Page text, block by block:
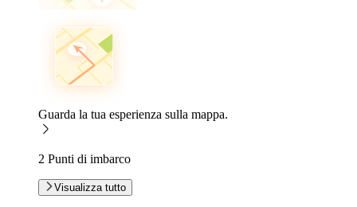
Guarda la tua esperienza sulla mappa.
2 Punti di imbarco
Visualizza tutto